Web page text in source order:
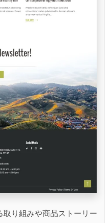
り組みや商品ストーリー